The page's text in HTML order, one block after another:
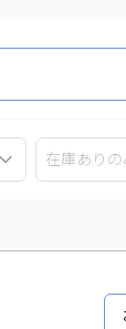
在庫ありの